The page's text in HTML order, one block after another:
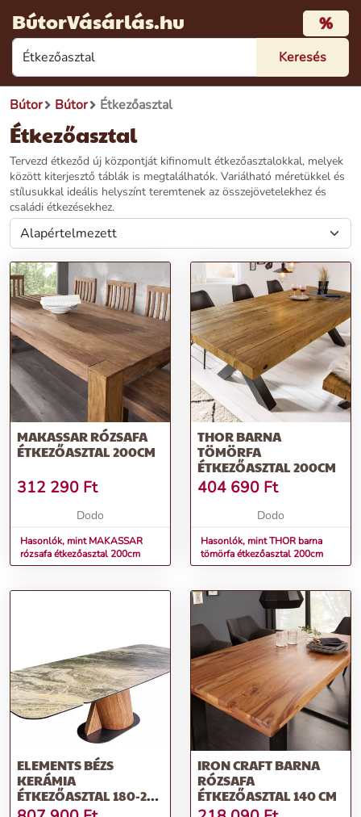
BútorVásárlás.hu %
Bútor Bútor Étkezőasztal
Étkezőasztal
Tervezd étkeződ új központját kifinomult étkezőasztalokkal, melyek
között kiterjesztő táblák is megtalálhatók. Variálható méretükkel és
stílusukkal ideális helyszínt teremtenek az összejövetelekhez és
családi étkezésekhez.
MAKASSAR RÓZSAFA
ÉTKEZŐASZTAL 200CM
312 290 Ft
Dodo
Hasonlók, mint MAKASSAR
rózsafa étkezőasztal 200cm
THOR BARNA
TÖMÖRFA
ÉTKEZŐASZTAL 200CM
404 690 Ft
Dodo
Hasonlók, mint THOR barna
tömörfa étkezőasztal 200cm
ELEMENTS BÉZS
KERÁMIA
ÉTKEZŐASZTAL 180-260
CM
IRON CRAFT BARNA
RÓZSAFA
ÉTKEZŐASZTAL 140 CM